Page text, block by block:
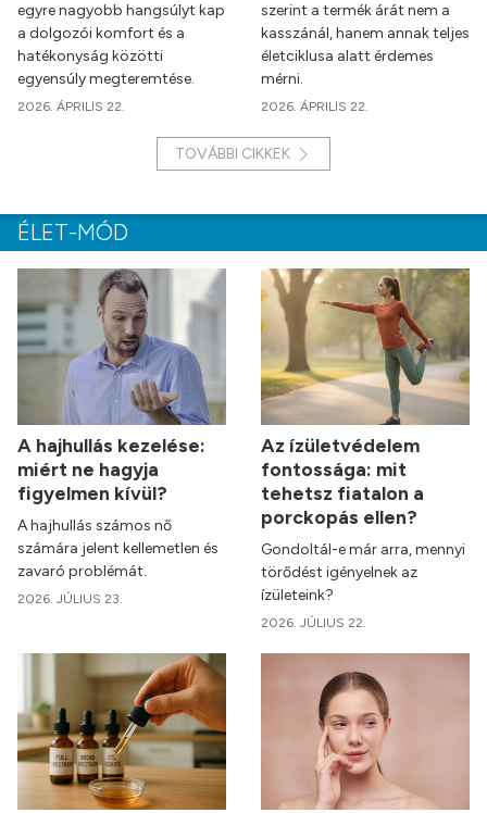
egyre nagyobb hangsúlyt kap
a dolgozói komfort és a
hatékonyság közötti
egyensúly megteremtése.
2026. ÁPRILIS 22.
szerint a termék árát nem a
kasszánál, hanem annak teljes
életciklusa alatt érdemes
mérni.
2026. ÁPRILIS 22.
TOVÁBBI CIKKEK
ÉLET-MÓD
A hajhullás kezelése:
miért ne hagyja
figyelmen kívül?
A hajhullás számos nő
számára jelent kellemetlen és
zavaró problémát.
2026. JÚLIUS 23.
Az ízületvédelem
fontossága: mit
tehetsz fiatalon a
porckopás ellen?
Gondoltál-e már arra, mennyi
törődést igényelnek az
ízületeink?
2026. JÚLIUS 22.